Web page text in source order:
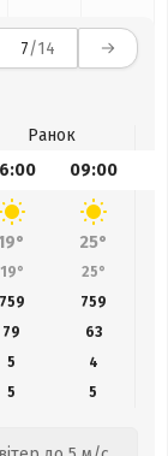
7/14
Ранок
09:00
25°
19° 25°
759 759
79 63
5
4
5 5